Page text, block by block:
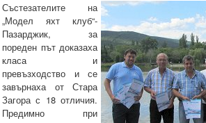
Състезателите на
„Модел яхт клуб“-
Пазарджик, за
пореден път доказаха
класа и
превъзходство и се
завърнаха от Стара
Загора с 18 отличия.
Предимно при